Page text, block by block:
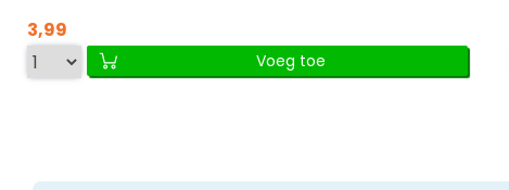
3,99
Voeg toe